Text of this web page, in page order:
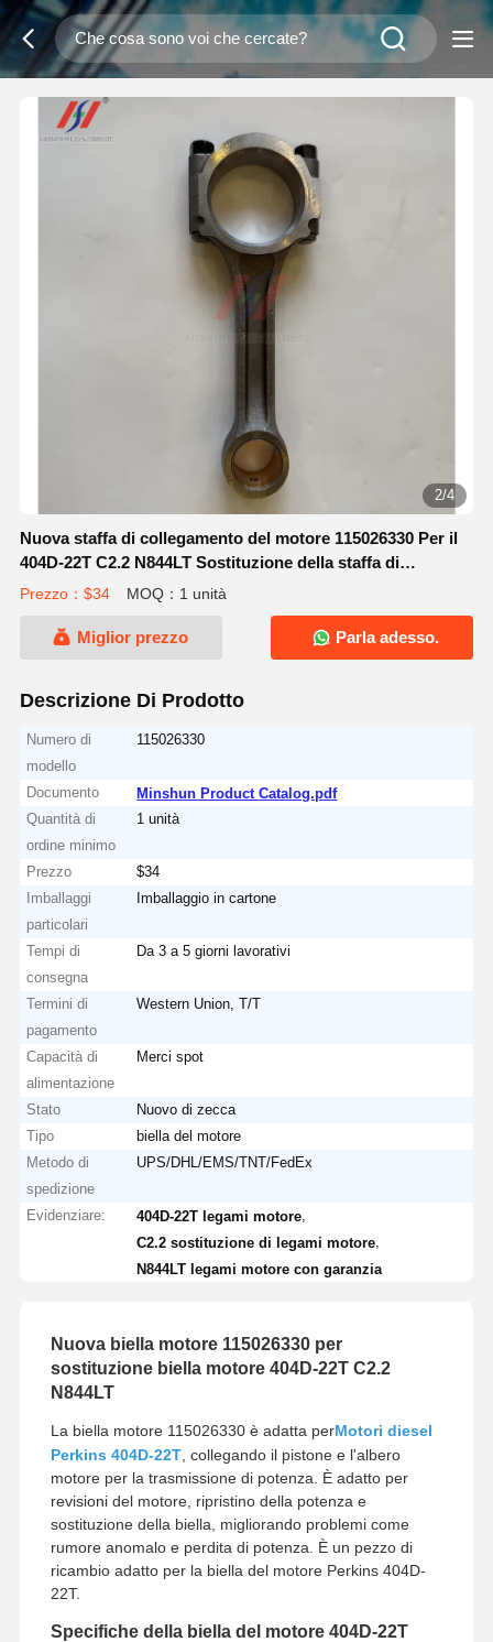
2/4
Nuova staffa di collegamento del motore 115026330 Per il
404D-22T C2.2 N844LT Sostituzione della staffa di
collegamento del motore
Prezzo：$34 MOQ：1 unità
Miglior prezzo Parla adesso.
Descrizione Di Prodotto
Numero di
modello
115026330
Documento
Minshun Product Catalog.pdf
Quantità di
ordine minimo
1 unità
Prezzo
$34
Imballaggi
particolari
Imballaggio in cartone
Tempi di
consegna
Da 3 a 5 giorni lavorativi
Termini di
pagamento
Western Union, T/T
Capacità di
alimentazione
Merci spot
Stato
Nuovo di zecca
Tipo
biella del motore
Metodo di
spedizione
UPS/DHL/EMS/TNT/FedEx
Evidenziare: 404D-22T legami motore
C2.2 sostituzione di legami motore
N844LT legami motore con garanzia
Nuova biella motore 115026330 per
sostituzione biella motore 404D-22T C2.2
N844LT
La biella motore 115026330 è adatta perMotori diesel
Perkins 404D-22T, collegando il pistone e l'albero
motore per la trasmissione di potenza. È adatto per
revisioni del motore, ripristino della potenza e
sostituzione della biella, migliorando problemi come
rumore anomalo e perdita di potenza. È un pezzo di
ricambio adatto per la biella del motore Perkins 404D-
22T.
Specifiche della biella del motore 404D-22T